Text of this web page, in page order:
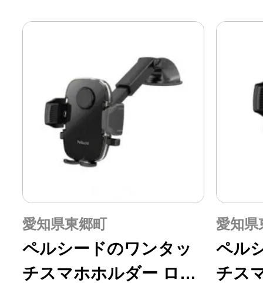
愛知県東郷町
ペルシードのワンタッ
チスマホホルダー ロン
愛知県
ペル
チス